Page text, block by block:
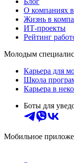
О компаниях
Жизнь в
ИТ-проекты
Рейтинг
Молодым
Карьера для
Школа
Карьера в
Боты для
Мобильное